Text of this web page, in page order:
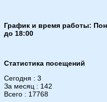
График и время работы:
до 18:00
Статистика посещений
Сегодня : 3
За месяц : 142
Всего : 17768